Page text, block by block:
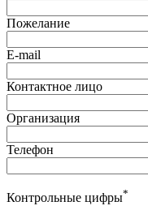
Пожелание
E-mail
Контактное лицо
Организация
Телефон
Контрольные цифры*